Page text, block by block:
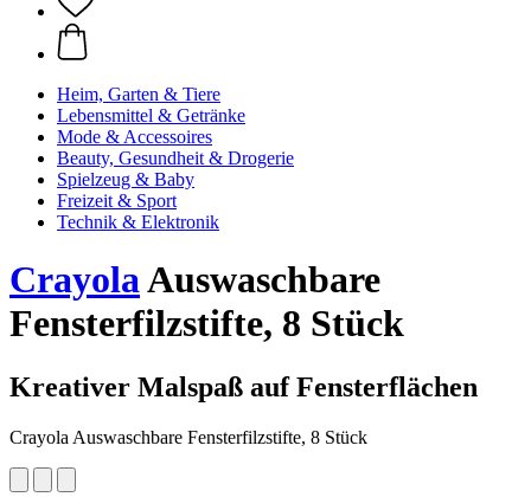
Heim, Garten & Tiere
Lebensmittel & Getränke
Mode & Accessoires
Beauty, Gesundheit & Drogerie
Spielzeug & Baby
Freizeit & Sport
Technik & Elektronik
CrayolaAuswaschbare
Fensterfilzstifte, 8 Stück
Kreativer Malspaß auf Fensterflächen
Crayola Auswaschbare Fensterfilzstifte, 8 Stück